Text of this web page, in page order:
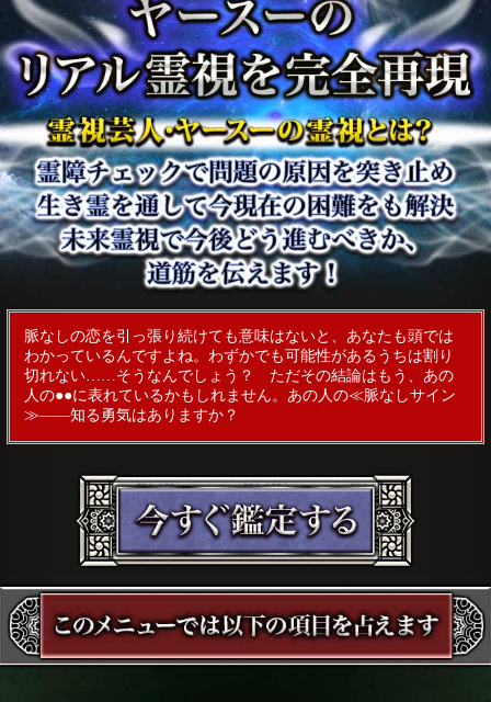
脈なしの恋を引っ張り続けても意味はないと、あなたも頭では
わかっているんですよね。わずかでも可能性があるうちは割り
切れない……そうなんでしょう？ ただその結論はもう、あの
人の●●に表れているかもしれません。あの人の≪脈なしサイン
≫――知る勇気はありますか？